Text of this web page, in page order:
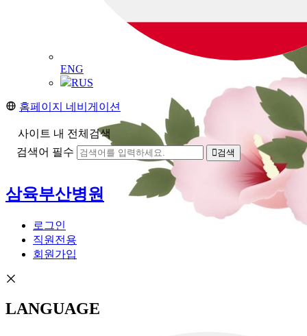
ENG
RUS
홈페이지 네비게이션
사이트 내 전체검색
검색어 필수
검색
삼육부산병원
로그인
직원전용
회원가입
LANGUAGE